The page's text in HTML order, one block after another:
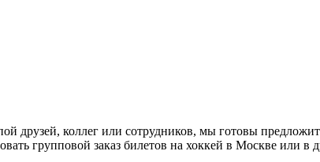
друзей, коллег или сотрудников, мы готовы
групповой заказ билетов на хоккей в Москве или в